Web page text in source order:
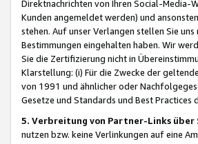
Direktnachrichten von Ihren Social-Media-
Kunden angemeldet werden) und
stehen. Auf unser Verlangen stellen Sie
Bestimmungen eingehalten haben. Wir
Sie die Zertifizierung nicht in
Klarstellung: (i) Für die Zwecke der
von 1991 und ähnlicher oder
Gesetze und Standards und Best
5. Verbreitung von Partner-Links
nutzen bzw. keine Verlinkungen auf eine